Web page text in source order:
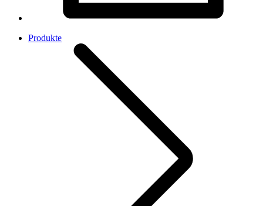
Produkte